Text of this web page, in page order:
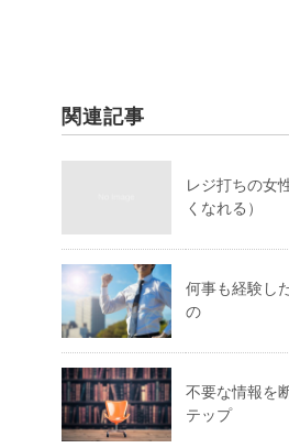
関連記事
レジ打ちの女
くなれる）
何事も経験し
の
不要な情報を
テップ